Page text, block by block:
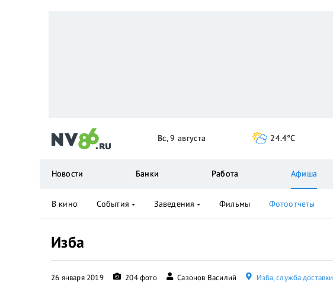
Изба
26 января 2019 204 фото Сазонов Василий Изба, служба доставки
Вс, 9 августа 24.4°C
Новости Банки Работа Афиша
В кино События Заведения Фильмы Фотоотчеты